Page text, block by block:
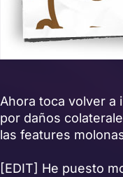
Ahora toca volver a
por daños
las features
[EDIT] He puesto